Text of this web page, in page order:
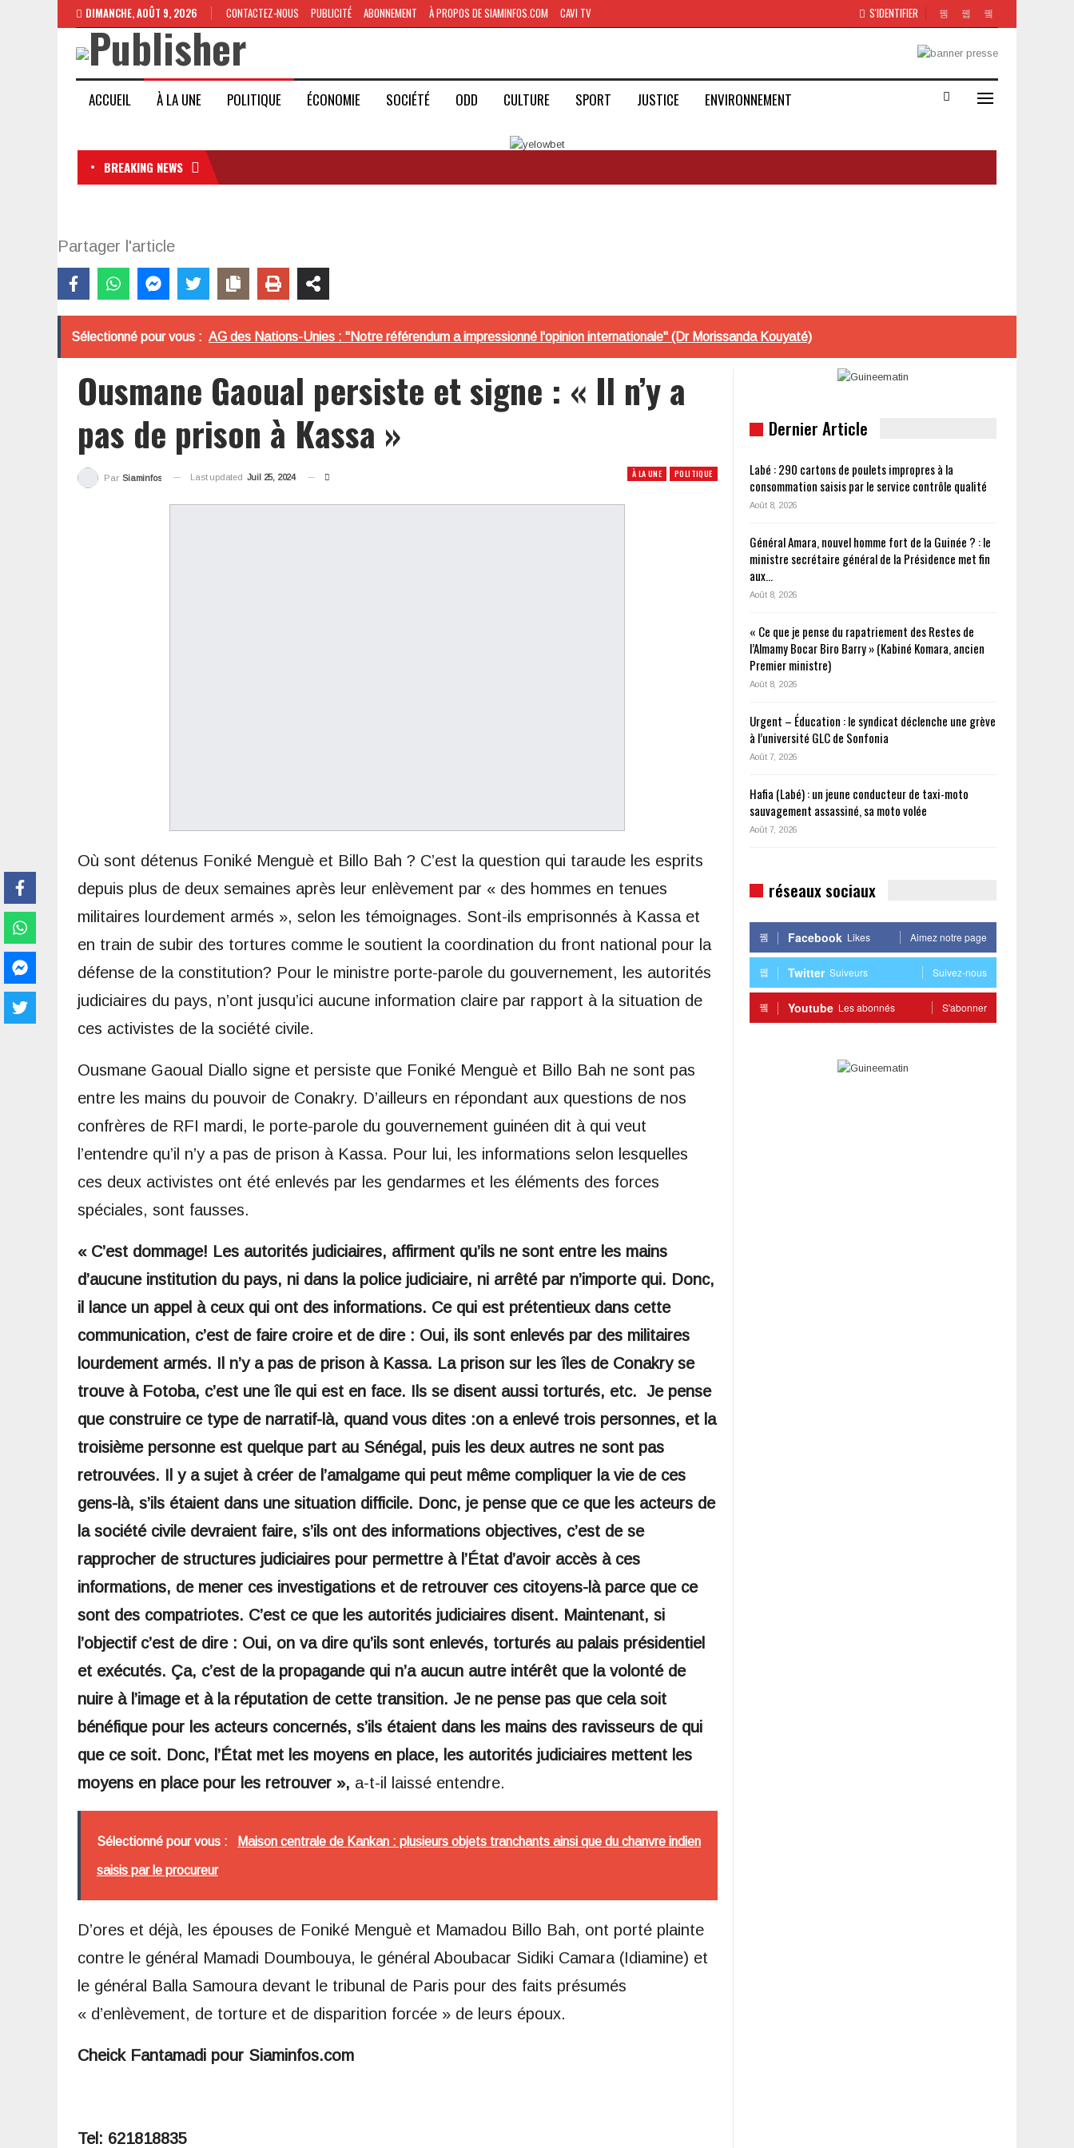
S'IDENTIFIER
DIMANCHE, AOÛT 9, 2026 CONTACTEZ-NOUS PUBLICITÉ ABONNEMENT À PROPOS DE SIAMINFOS.COM CAVI TV
ACCUEIL À LA UNE POLITIQUE ÉCONOMIE SOCIÉTÉ ODD CULTURE SPORT JUSTICE ENVIRONNEMENT
BREAKING NEWS
Partager l'article
Sélectionné pour vous : AG des Nations-Unies : "Notre référendum a impressionné l'opinion internationale" (Dr Morissanda Kouyaté)
Ousmane Gaoual persiste et signe : « Il n’y a
pas de prison à Kassa »
À LA UNE POLITIQUE
Par Siaminfos Last updated Juil 25, 2024
Où sont détenus Foniké Menguè et Billo Bah ? C’est la question qui taraude les esprits
depuis plus de deux semaines après leur enlèvement par « des hommes en tenues
militaires lourdement armés », selon les témoignages. Sont-ils emprisonnés à Kassa et
en train de subir des tortures comme le soutient la coordination du front national pour la
défense de la constitution? Pour le ministre porte-parole du gouvernement, les autorités
judiciaires du pays, n’ont jusqu’ici aucune information claire par rapport à la situation de
ces activistes de la société civile.
Ousmane Gaoual Diallo signe et persiste que Foniké Menguè et Billo Bah ne sont pas
entre les mains du pouvoir de Conakry. D’ailleurs en répondant aux questions de nos
confrères de RFI mardi, le porte-parole du gouvernement guinéen dit à qui veut
l’entendre qu’il n’y a pas de prison à Kassa. Pour lui, les informations selon lesquelles
ces deux activistes ont été enlevés par les gendarmes et les éléments des forces
spéciales, sont fausses.
« C’est dommage! Les autorités judiciaires, affirment qu’ils ne sont entre les mains
d’aucune institution du pays, ni dans la police judiciaire, ni arrêté par n’importe qui. Donc,
il lance un appel à ceux qui ont des informations. Ce qui est prétentieux dans cette
communication, c’est de faire croire et de dire : Oui, ils sont enlevés par des militaires
lourdement armés. Il n’y a pas de prison à Kassa. La prison sur les îles de Conakry se
trouve à Fotoba, c’est une île qui est en face. Ils se disent aussi torturés, etc. Je pense
que construire ce type de narratif-là, quand vous dites :on a enlevé trois personnes, et la
troisième personne est quelque part au Sénégal, puis les deux autres ne sont pas
retrouvées. Il y a sujet à créer de l’amalgame qui peut même compliquer la vie de ces
gens-là, s’ils étaient dans une situation difficile. Donc, je pense que ce que les acteurs de
la société civile devraient faire, s’ils ont des informations objectives, c’est de se
rapprocher de structures judiciaires pour permettre à l’État d’avoir accès à ces
informations, de mener ces investigations et de retrouver ces citoyens-là parce que ce
sont des compatriotes. C’est ce que les autorités judiciaires disent. Maintenant, si
l’objectif c’est de dire : Oui, on va dire qu’ils sont enlevés, torturés au palais présidentiel
et exécutés. Ça, c’est de la propagande qui n’a aucun autre intérêt que la volonté de
nuire à l’image et à la réputation de cette transition. Je ne pense pas que cela soit
bénéfique pour les acteurs concernés, s’ils étaient dans les mains des ravisseurs de qui
que ce soit. Donc, l’État met les moyens en place, les autorités judiciaires mettent les
moyens en place pour les retrouver », a-t-il laissé entendre.
Sélectionné pour vous : Maison centrale de Kankan : plusieurs objets tranchants ainsi que du chanvre indien
saisis par le procureur
D’ores et déjà, les épouses de Foniké Menguè et Mamadou Billo Bah, ont porté plainte
contre le général Mamadi Doumbouya, le général Aboubacar Sidiki Camara (Idiamine) et
le général Balla Samoura devant le tribunal de Paris pour des faits présumés
« d’enlèvement, de torture et de disparition forcée » de leurs époux.
Cheick Fantamadi pour Siaminfos.com
Tel: 621818835
Dernier Article
Labé : 290 cartons de poulets impropres à la
consommation saisis par le service contrôle qualité
Août 8, 2026
Général Amara, nouvel homme fort de la Guinée ? : le
ministre secrétaire général de la Présidence met fin
aux…
Août 8, 2026
« Ce que je pense du rapatriement des Restes de
l’Almamy Bocar Biro Barry » (Kabiné Komara, ancien
Premier ministre)
Août 8, 2026
Urgent – Éducation : le syndicat déclenche une grève
à l’université GLC de Sonfonia
Août 7, 2026
Hafia (Labé) : un jeune conducteur de taxi-moto
sauvagement assassiné, sa moto volée
Août 7, 2026
réseaux sociaux
Facebook Likes Aimez notre page
Twitter Suiveurs Suivez-nous
Youtube Les abonnés S'abonner